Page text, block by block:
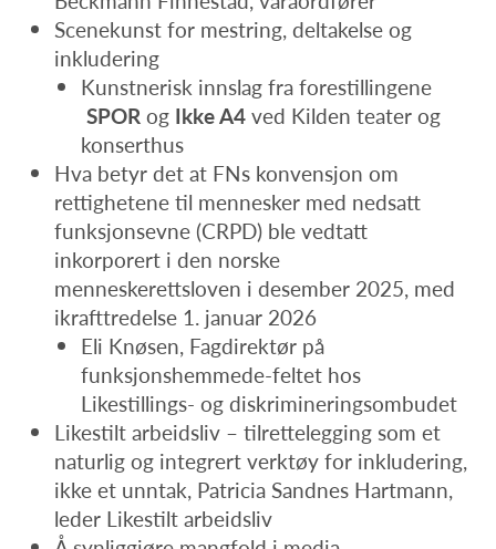
Scenekunst for mestring, deltakelse og
inkludering
Kunstnerisk innslag fra forestillingene
SPORog Ikke A4ved Kilden teater og
konserthus
Hva betyr det at FNs konvensjon om
rettighetene til mennesker med nedsatt
funksjonsevne (CRPD) ble vedtatt
inkorporert i den norske
menneskerettsloven i desember 2025, med
ikrafttredelse 1. januar 2026
Eli Knøsen, Fagdirektør på
funksjonshemmede-feltet hos
Likestillings- og diskrimineringsombudet
Likestilt arbeidsliv – tilrettelegging som et
naturlig og integrert verktøy for inkludering,
ikke et unntak, Patricia Sandnes Hartmann,
leder Likestilt arbeidsliv